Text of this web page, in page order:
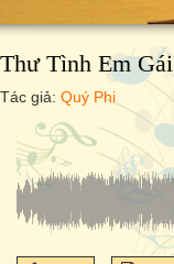
Thư Tình Em Gái
Tác giả: Quý Phi